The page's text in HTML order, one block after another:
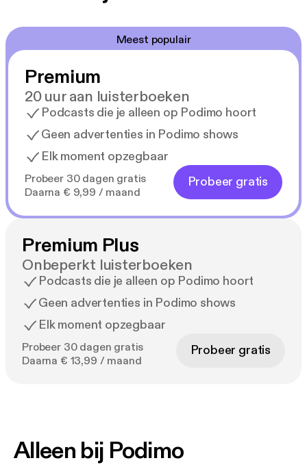
Meest populair
Premium
20 uur aan luisterboeken
Podcasts die je alleen op Podimo hoort
Geen advertenties in Podimo shows
Elk moment opzegbaar
Probeer 30 dagen gratis
Daarna € 9,99 / maand
Probeer gratis
Premium Plus
Onbeperkt luisterboeken
Podcasts die je alleen op Podimo hoort
Geen advertenties in Podimo shows
Elk moment opzegbaar
Probeer 30 dagen gratis
Daarna € 13,99 / maand
Probeer gratis
Alleen bij Podimo